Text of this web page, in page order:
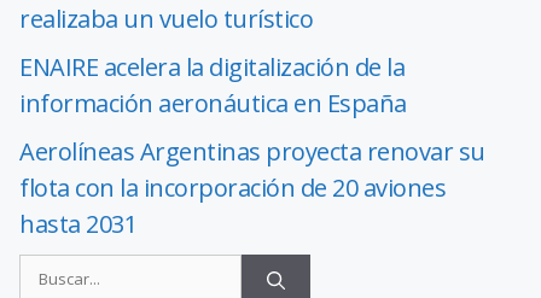
realizaba un vuelo turístico
ENAIRE acelera la digitalización de la
información aeronáutica en España
Aerolíneas Argentinas proyecta renovar su
flota con la incorporación de 20 aviones
hasta 2031